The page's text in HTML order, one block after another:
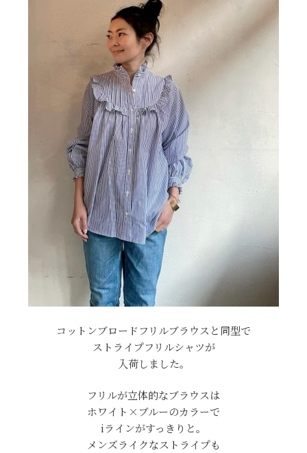
コットンブロードフリルブラウスと同型で
ストライプフリルシャツが
入荷しました。
フリルが立体的なブラウスは
ホワイト×ブルーのカラーで
iラインがすっきりと。
メンズライクなストライプも